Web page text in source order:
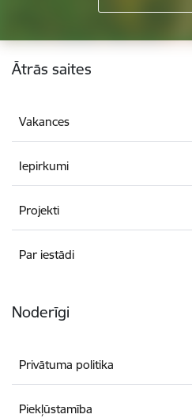
Kājene
Ātrās saites
Vakances
Iepirkumi
Projekti
Par iestādi
Noderīgi
Privātuma politika
Piekļūstamība